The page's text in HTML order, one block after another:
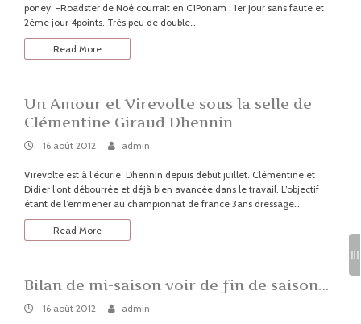
poney. -Roadster de Noé courrait en C1Ponam : 1er jour sans faute et
2ème jour 4points. Très peu de double…
Read More
Un Amour et Virevolte sous la selle de
Clémentine Giraud Dhennin
16 août 2012
16 admin
Virevolte est à l’écurie Dhennin depuis début juillet. Clémentine et
Didier l’ont débourrée et déjà bien avancée dans le travail. L’objectif
étant de l’emmener au championnat de france 3ans dressage…
Read More
Bilan de mi-saison voir de fin de saison…
16 août 2012
16 admin